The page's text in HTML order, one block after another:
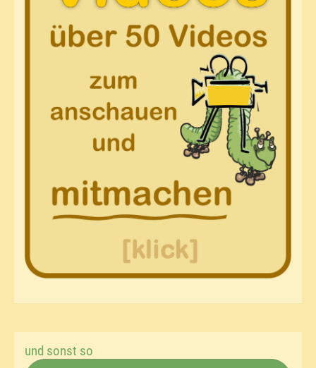
und sonst so